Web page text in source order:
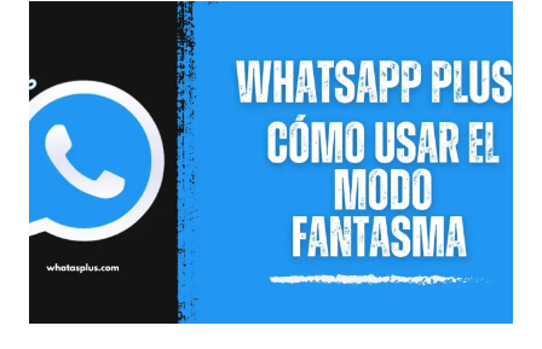
PROBLEMAS
WHATSAPP
PLUS
APK
2026